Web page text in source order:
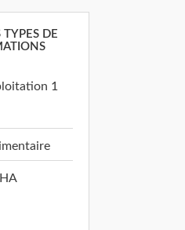
TYPES DE
1